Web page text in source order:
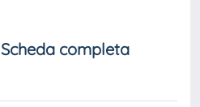
Scheda completa